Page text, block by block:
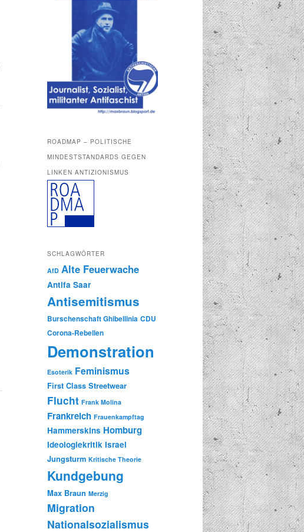
ROADMAP – POLITISCHE
MINDESTSTANDARDS GEGEN
LINKEN ANTIZIONISMUS
SCHLAGWÖRTER
AfD Alte Feuerwache
Antifa Saar
Antisemitismus
Burschenschaft Ghibellinia CDU
Corona-Rebellen
Demonstration
Esoterik Feminismus
First Class Streetwear
Flucht Frank Molina
Frankreich Frauenkampftag
Hammerskins Homburg
Ideologiekritik Israel
Jungsturm Kritische Theorie
Kundgebung
Max Braun Merzig
Migration
Nationalsozialismus